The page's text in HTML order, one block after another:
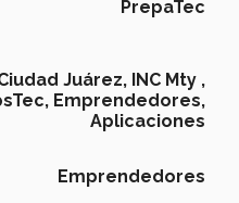
PrepaTec
Juárez, INC Mty ,
Emprendedores,
Aplicaciones
Emprendedores